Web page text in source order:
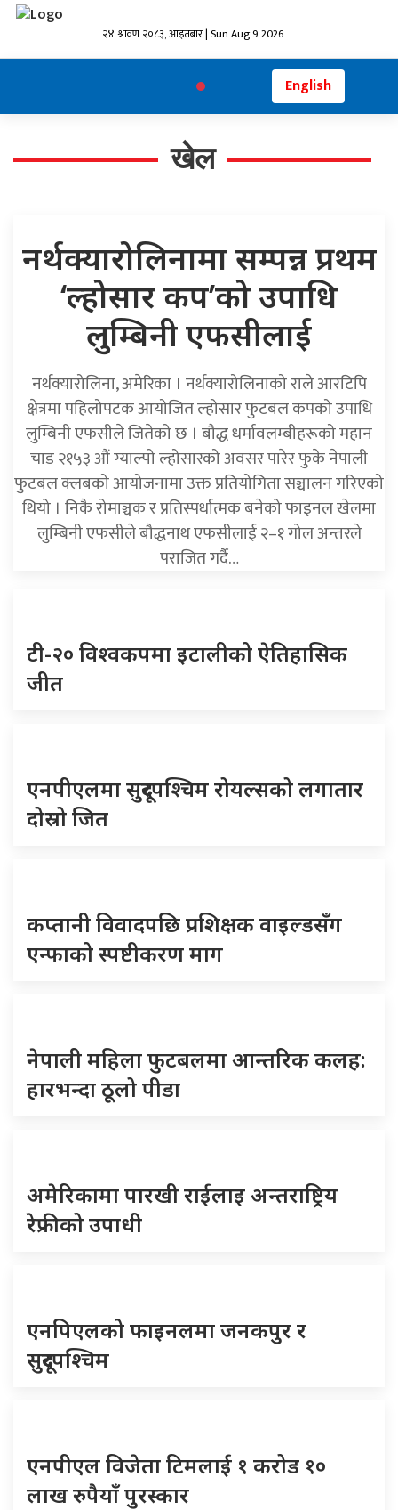
२४ श्रावण २०८३, आइतबार | Sun Aug 9 2026
English
खेल
नर्थक्यारोलिनामा सम्पन्न प्रथम
‘ल्होसार कप’को उपाधि
लुम्बिनी एफसीलाई
नर्थक्यारोलिना, अमेरिका । नर्थक्यारोलिनाको राले आरटिपि
क्षेत्रमा पहिलोपटक आयोजित ल्होसार फुटबल कपको उपाधि
लुम्बिनी एफसीले जितेको छ । बौद्ध धर्मावलम्बीहरूको महान
चाड २१५३ औं ग्याल्पो ल्होसारको अवसर पारेर फुके नेपाली
फुटबल क्लबको आयोजनामा उक्त प्रतियोगिता सञ्चालन गरिएको
थियो । निकै रोमाञ्चक र प्रतिस्पर्धात्मक बनेको फाइनल खेलमा
लुम्बिनी एफसीले बौद्धनाथ एफसीलाई २–१ गोल अन्तरले
पराजित गर्दै…
टी-२० विश्वकपमा इटालीको ऐतिहासिक
जीत
एनपीएलमा सुदूरपश्चिम रोयल्सको लगातार
दोस्रो जित
कप्तानी विवादपछि प्रशिक्षक वाइल्डसँग
एन्फाको स्पष्टीकरण माग
नेपाली महिला फुटबलमा आन्तरिक कलह:
हारभन्दा ठूलो पीडा
अमेरिकामा पारखी राईलाइ अन्तराष्ट्रिय
रेफ्रीको उपाधी
एनपिएलको फाइनलमा जनकपुर र
सुदूरपश्चिम
एनपीएल विजेता टिमलाई १ करोड १०
लाख रुपैयाँ पुरस्कार